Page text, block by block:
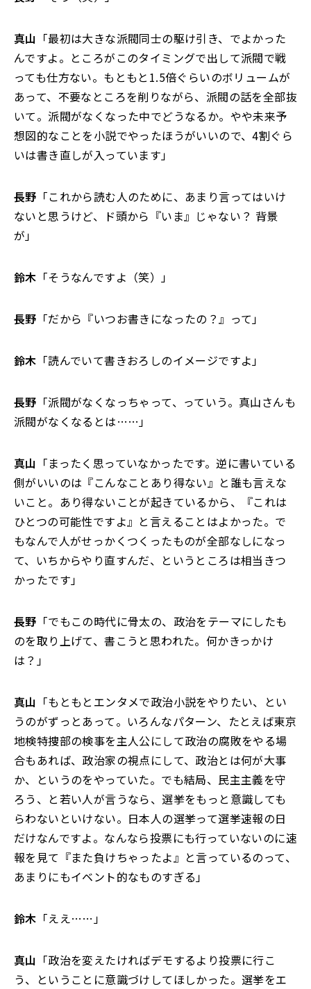
真山 「最初は大きな派閥同士の駆け引き、でよかった
んですよ。ところがこのタイミングで出して派閥で戦
っても仕方ない。もともと1.5倍ぐらいのボリュームが
あって、不要なところを削りながら、派閥の話を全部抜
いて。派閥がなくなった中でどうなるか。やや未来予
想図的なことを小説でやったほうがいいので、4割ぐら
いは書き直しが入っています」
長野 「これから読む人のために、あまり言ってはいけ
ないと思うけど、ド頭から『いま』じゃない？ 背景
が」
鈴木 「そうなんですよ（笑）」
長野 「だから『いつお書きになったの？』って」
鈴木 「読んでいて書きおろしのイメージですよ」
長野 「派閥がなくなっちゃって、っていう。真山さんも
派閥がなくなるとは……」
真山 「まったく思っていなかったです。逆に書いている
側がいいのは『こんなことあり得ない』と誰も言えな
いこと。あり得ないことが起きているから、『これは
ひとつの可能性ですよ』と言えることはよかった。で
もなんで人がせっかくつくったものが全部なしになっ
て、いちからやり直すんだ、というところは相当きつ
かったです」
長野 「でもこの時代に骨太の、政治をテーマにしたも
のを取り上げて、書こうと思われた。何かきっかけ
は？」
真山 「もともとエンタメで政治小説をやりたい、とい
うのがずっとあって。いろんなパターン、たとえば東京
地検特捜部の検事を主人公にして政治の腐敗をやる場
合もあれば、政治家の視点にして、政治とは何が大事
か、というのをやっていた。でも結局、民主主義を守
ろう、と若い人が言うなら、選挙をもっと意識しても
らわないといけない。日本人の選挙って選挙速報の日
だけなんですよ。なんなら投票にも行っていないのに速
報を見て『また負けちゃったよ』と言っているのって、
あまりにもイベント的なものすぎる」
鈴木 「ええ……」
真山 「政治を変えたければデモするより投票に行こ
う、ということに意識づけしてほしかった。選挙をエ